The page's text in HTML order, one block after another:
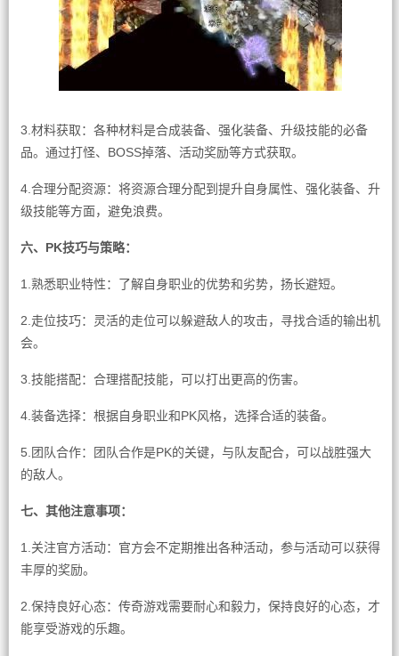
3.材料获取：各种材料是合成装备、强化装备、升级技能的必备
品。通过打怪、BOSS掉落、活动奖励等方式获取。
4.合理分配资源：将资源合理分配到提升自身属性、强化装备、升
级技能等方面，避免浪费。
六、PK技巧与策略：
1.熟悉职业特性：了解自身职业的优势和劣势，扬长避短。
2.走位技巧：灵活的走位可以躲避敌人的攻击，寻找合适的输出机
会。
3.技能搭配：合理搭配技能，可以打出更高的伤害。
4.装备选择：根据自身职业和PK风格，选择合适的装备。
5.团队合作：团队合作是PK的关键，与队友配合，可以战胜强大
的敌人。
七、其他注意事项：
1.关注官方活动：官方会不定期推出各种活动，参与活动可以获得
丰厚的奖励。
2.保持良好心态：传奇游戏需要耐心和毅力，保持良好的心态，才
能享受游戏的乐趣。